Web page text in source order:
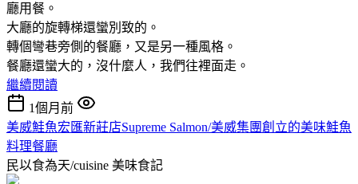
廳用餐。
大廳的旋轉梯還蠻別致的。
轉個彎巷旁側的餐廳，又是另一種風格。
餐廳還蠻大的，沒什麼人，我們往裡面走。
繼續閱讀
1個月前
美威鮭魚宏匯新莊店Supreme Salmon/美威集團創立的美味鮭魚
料理餐廳
民以食為天/cuisine 美味食記